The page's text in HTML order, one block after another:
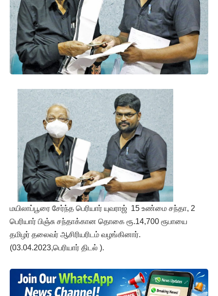
மயிலாப்பூரை சேர்ந்த பெரியார் யுவராஜ் 15 உண்மை சந்தா, 2
பெரியார் பிஞ்சு சந்தாக்கான தொகை ரூ.14,700 ரூபாயை
தமிழர் தலைவர் ஆசிரியரிடம் வழங்கினார்.
(03.04.2023,பெரியார் திடல் ).